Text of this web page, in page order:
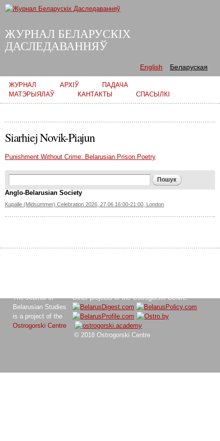
main
ЖУРНАЛ БЕЛАРУСКІХ
ДАСЛЕДАВАННЯЎ
English Беларуская
Main menu
ЖУРНАЛ АРХІЎ
ПАДАЧА
МАТЭРЫЯЛАЎ
КАНТАКТЫ СПАСЫЛКІ
Siarhiej Novik-Piajun
Punishment Without Crime: Belarusian Prison Poetry
Search form
Anglo-Belarusian Society
Kupalle (Midsummer) Celebration 2026, 27.06 16:00-21:00, London
The Journal of
Belarusian Studies
is a project of the
Ostrogorski Centre
Other projects of the Ostrogorski Centre:
© 2018 Ostrogorski Centre